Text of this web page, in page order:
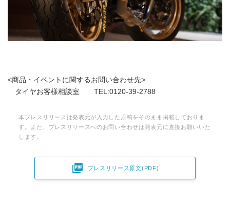
<商品・イベントに関するお問い合わせ先>
タイヤお客様相談室 TEL:0120-39-2788
本プレスリリースは発表元が入力した原稿をそのまま掲載しておりま
す。また、プレスリリースへのお問い合わせは発表元に直接お願いいた
します。
 プレスリリース原文(PDF)